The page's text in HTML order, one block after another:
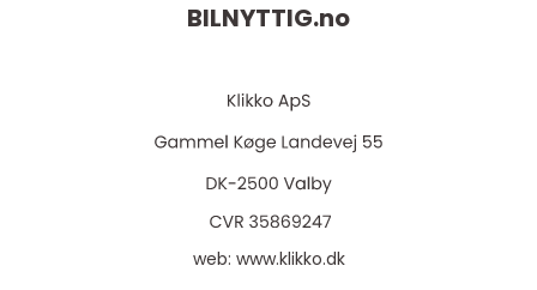
BILNYTTIG.no
web: www.klikko.dk